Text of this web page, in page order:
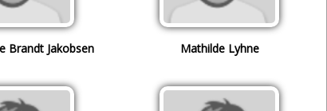
Brandt Jakobsen Mathilde Lyhne